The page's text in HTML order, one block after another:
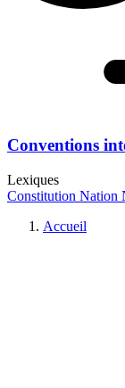
Conventions
Lexiques
Constitution Nation
Accueil